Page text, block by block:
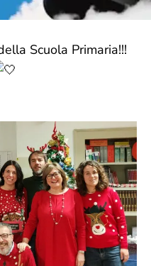
Scuola Primaria!!!